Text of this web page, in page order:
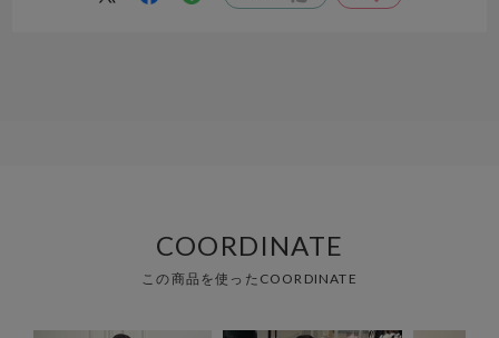
COORDINATE
この商品を使ったCOORDINATE